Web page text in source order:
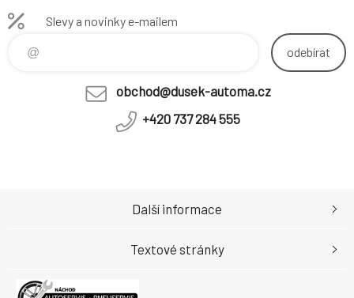
Slevy a novinky e-mailem
odebírat
obchod@dusek-automa.cz
+420 737 284 555
Další informace
Textové stránky